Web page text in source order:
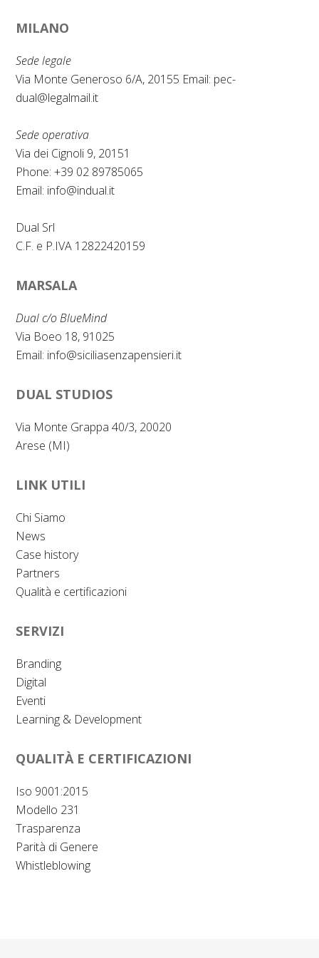
c
e
b
o
k
n
k
e
d
n
MILANO
Sede legale
Via Monte Generoso 6/A, 20155 Email: pec-
dual@legalmail.it
Sede operativa
Via dei Cignoli 9, 20151
Phone: +39 02 89785065
Email: info@indual.it
Dual Srl
C.F. e P.IVA 12822420159
MARSALA
Dual c/o BlueMind
Via Boeo 18, 91025
Email: info@siciliasenzapensieri.it
DUAL STUDIOS
Via Monte Grappa 40/3, 20020
Arese (MI)
LINK UTILI
Chi Siamo
News
Case history
Partners
Qualità e certificazioni
SERVIZI
Branding
Digital
Eventi
Learning & Development
QUALITÀ E CERTIFICAZIONI
Iso 9001:2015
Modello 231
Trasparenza
Parità di Genere
Whistleblowing